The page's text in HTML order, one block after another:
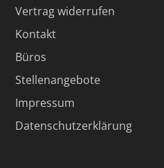
Vertrag widerrufen
Kontakt
Büros
Stellenangebote
Impressum
Datenschutzerklärung